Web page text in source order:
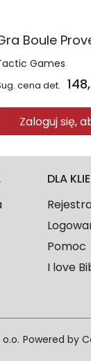
Games
cena det.
Zaloguj się,
DLA
Pomoc
I love
Powered by